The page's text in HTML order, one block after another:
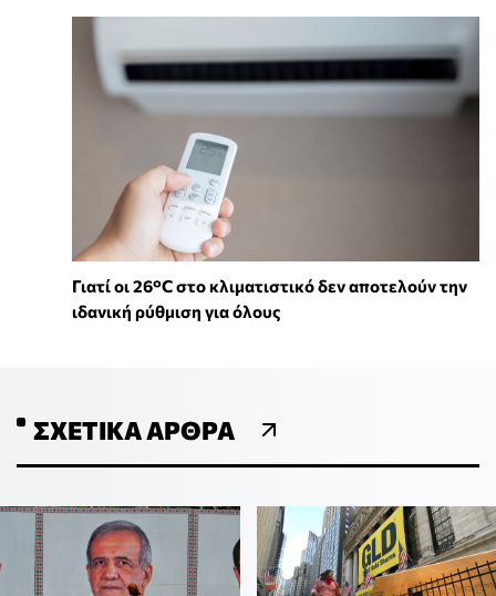
Γιατί οι 26°C στο κλιματιστικό δεν αποτελούν την
ιδανική ρύθμιση για όλους
ΣΧΕΤΙΚΆ ΆΡΘΡΑ